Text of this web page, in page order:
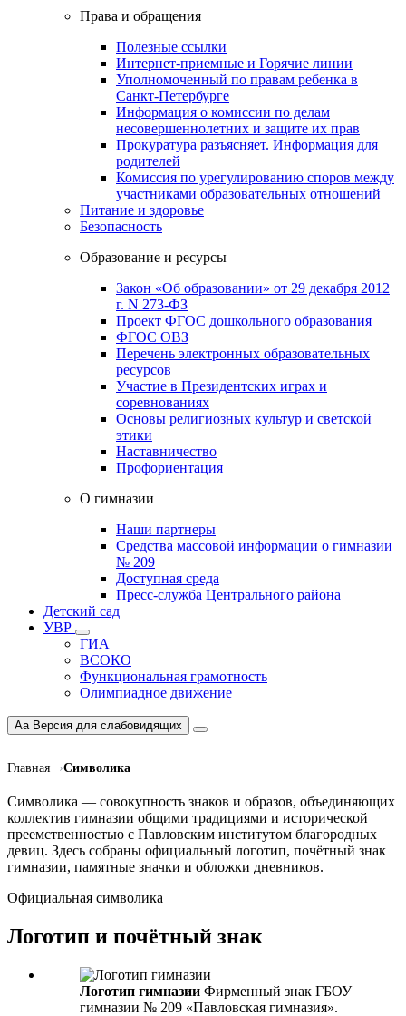
Права и обращения
Полезные ссылки
Интернет-приемные и Горячие линии
Уполномоченный по правам ребенка в
Санкт-Петербурге
Информация о комиссии по делам
несовершеннолетних и защите их прав
Прокуратура разъясняет. Информация для
родителей
Комиссия по урегулированию споров между
участниками образовательных отношений
Питание и здоровье
Безопасность
Образование и ресурсы
Закон «Об образовании» от 29 декабря 2012
г. N 273-ФЗ
Проект ФГОС дошкольного образования
ФГОС ОВЗ
Перечень электронных образовательных
ресурсов
Участие в Президентских играх и
соревнованиях
Основы религиозных культур и светской
этики
Наставничество
Профориентация
О гимназии
Наши партнеры
Средства массовой информации о гимназии
№ 209
Доступная среда
Пресс-служба Центрального района
Детский сад
УВР
ГИА
ВСОКО
Функциональная грамотность
Олимпиадное движение
Aa Версия для слабовидящих
Главная Символика
Символика — совокупность знаков и образов, объединяющих
коллектив гимназии общими традициями и исторической
преемственностью с Павловским институтом благородных
девиц. Здесь собраны официальный логотип, почётный знак
гимназии, памятные значки и обложки дневников.
Официальная символика
Логотип и почётный знак
Логотип гимназии Фирменный знак ГБОУ
гимназии № 209 «Павловская гимназия».